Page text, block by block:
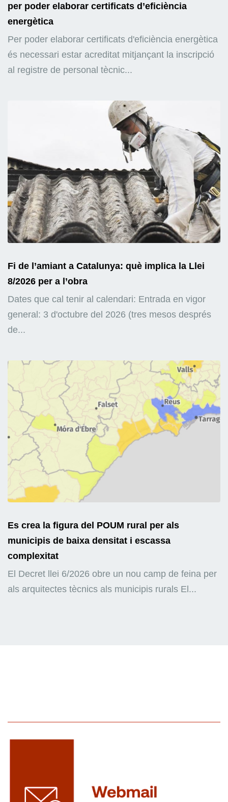
per poder elaborar certificats d’eficiència
energètica
Per poder elaborar certificats d'eficiència energètica
és necessari estar acreditat mitjançant la inscripció
al registre de personal tècnic...
Fi de l’amiant a Catalunya: què implica la Llei
8/2026 per a l’obra
Dates que cal tenir al calendari: Entrada en vigor
general: 3 d'octubre del 2026 (tres mesos després
de...
Es crea la figura del POUM rural per als
municipis de baixa densitat i escassa
complexitat
El Decret llei 6/2026 obre un nou camp de feina per
als arquitectes tècnics als municipis rurals El...